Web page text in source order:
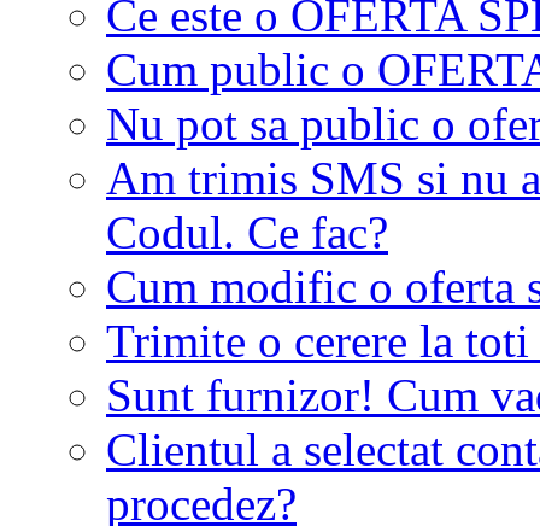
Ce este o OFERTA
Cum public o
Nu pot sa public o
Am trimis SMS si nu
Codul. Ce fac?
Cum modific o oferta
Trimite o cerere la
Sunt furnizor! Cum
Clientul a selectat
procedez?